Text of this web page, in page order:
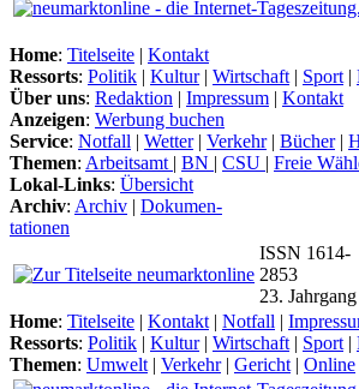
Home: Titelseite | Kontakt
Ressorts: Politik | Kultur| Wirtschaft | Sport |
Über uns: Redaktion | Impressum | Kontakt
Anzeigen: Werbung buchen
Service: Notfall | Wetter| Verkehr| Bücher|
Themen: Arbeitsamt | BN | CSU | Freie
Lokal-Links: Übersicht
Archiv: Archiv | Dokumen-
tationen
ISSN 1614-
2853
23. Jahrgang
Home: Titelseite | Kontakt | Notfall |
Ressorts: Politik | Kultur| Wirtschaft | Sport |
Themen: Umwelt | Verkehr| Gericht | Online